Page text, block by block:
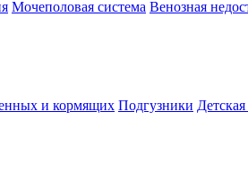
Мочеполовая система Венозная
и кормящих Подгузники